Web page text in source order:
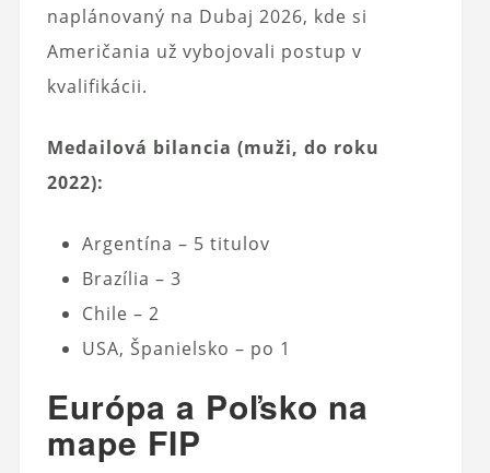
naplánovaný na Dubaj 2026, kde si
Američania už vybojovali postup v
kvalifikácii.
Medailová bilancia (muži, do roku
2022):
Argentína – 5 titulov
Brazília – 3
Chile – 2
USA, Španielsko – po 1
Európa a Poľsko na
mape FIP